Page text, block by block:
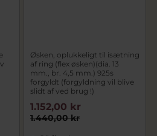
Øsken, oplukkeligt til isætning
af ring (flex øsken)(dia. 13
mm., br. 4,5 mm.) 925s
forgyldt (forgyldning vil blive
slidt af ved brug !)
1.440,00 kr
1.152,00 kr